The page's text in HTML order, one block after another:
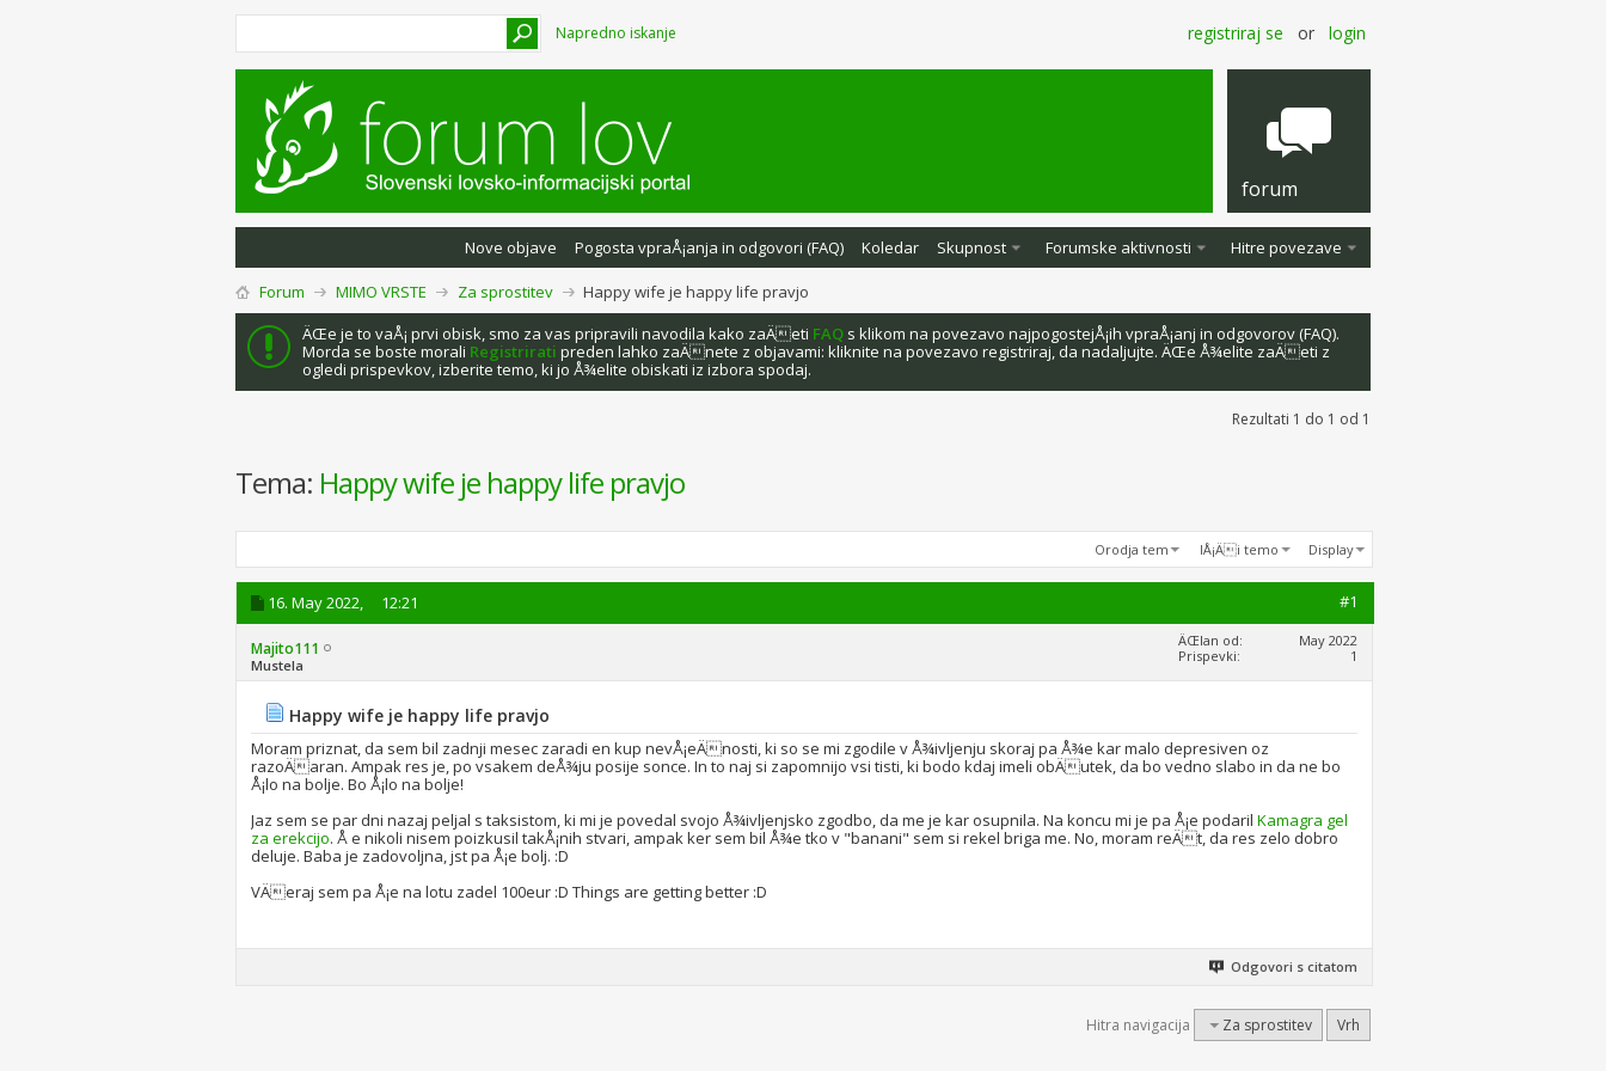
Napredno iskanje registriraj se or login
forum
Nove objave Pogosta vpraÅ¡anja in odgovori (FAQ) Koledar Skupnost Forumske aktivnosti Hitre povezave
Forum MIMO VRSTE Za sprostitev
Happy wife je happy life pravjo
ÄŒe je to vaÅ¡ prvi obisk, smo za vas pripravili navodila kako zaÄeti FAQ s klikom na povezavo najpogostejÅ¡ih vpraÅ¡anj in odgovorov (FAQ).
Morda se boste morali Registrirati preden lahko zaÄnete z objavami: kliknite na povezavo registriraj, da nadaljujte. ÄŒe Å¾elite zaÄeti z
ogledi prispevkov, izberite temo, ki jo Å¾elite obiskati iz izbora spodaj.
Rezultati 1 do 1 od 1
Tema: Happy wife je happy life pravjo
Orodja tem IÅ¡Äi temo Display
16. May 2022, 12:21 #1
Majito111
Mustela
ÄŒlan od
May 2022
Prispevki
1
Happy wife je happy life pravjo
Moram priznat, da sem bil zadnji mesec zaradi en kup nevÅ¡eÄnosti, ki so se mi zgodile v Å¾ivljenju skoraj pa Å¾e kar malo depresiven oz
razoÄaran. Ampak res je, po vsakem deÅ¾ju posije sonce. In to naj si zapomnijo vsi tisti, ki bodo kdaj imeli obÄutek, da bo vedno slabo in da ne bo
Å¡lo na bolje. Bo Å¡lo na bolje!
Jaz sem se par dni nazaj peljal s taksistom, ki mi je povedal svojo Å¾ivljenjsko zgodbo, da me je kar osupnila. Na koncu mi je pa Å¡e podaril Kamagra gel
za erekcijo. Å e nikoli nisem poizkusil takÅ¡nih stvari, ampak ker sem bil Å¾e tko v "banani" sem si rekel briga me. No, moram reÄt, da res zelo dobro
deluje. Baba je zadovoljna, jst pa Å¡e bolj. :D
VÄeraj sem pa Å¡e na lotu zadel 100eur :D Things are getting better :D
Odgovori s citatom
Hitra navigacija Za sprostitev Vrh